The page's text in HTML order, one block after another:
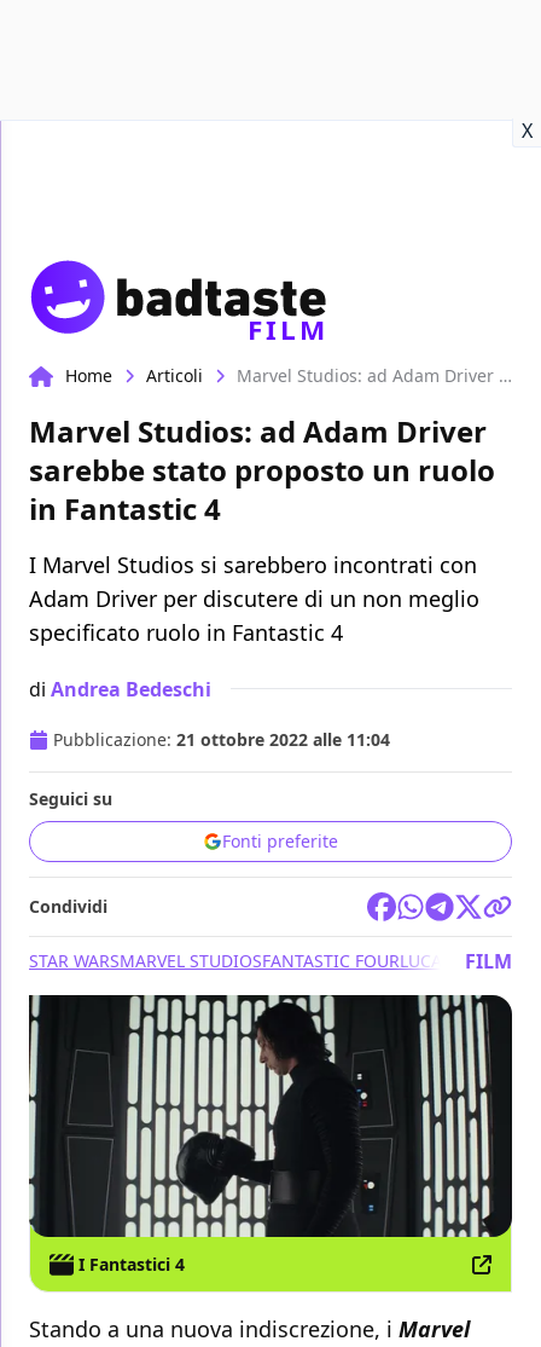
X
FILM
Home Articoli Marvel Studios: ad Adam Driver sarebbe stato proposto un ruolo in Fantastic 4
Marvel Studios: ad Adam Driver
sarebbe stato proposto un ruolo
in Fantastic 4
I Marvel Studios si sarebbero incontrati con
Adam Driver per discutere di un non meglio
specificato ruolo in Fantastic 4
di Andrea Bedeschi
Pubblicazione: 21 ottobre 2022 alle 11:04
Seguici su
Fonti preferite
Condividi
STAR WARSMARVEL STUDIOSFANTASTIC FOURLUCASFILMFILM
I Fantastici 4
Stando a una nuova indiscrezione, i Marvel